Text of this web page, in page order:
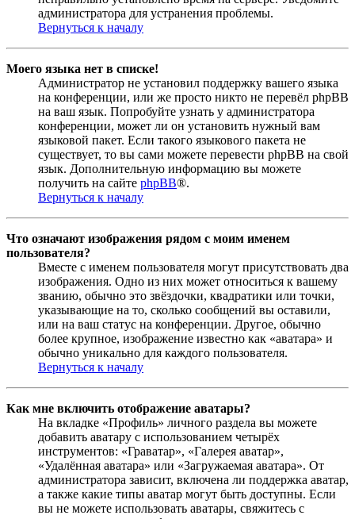
администратора для устранения проблемы.
Вернуться к началу
Моего языка нет в списке!
Администратор не установил поддержку вашего языка
на конференции, или же просто никто не перевёл phpBB
на ваш язык. Попробуйте узнать у администратора
конференции, может ли он установить нужный вам
языковой пакет. Если такого языкового пакета не
существует, то вы сами можете перевести phpBB на свой
язык. Дополнительную информацию вы можете
получить на сайте phpBB®.
Вернуться к началу
Что означают изображения рядом с моим именем
пользователя?
Вместе с именем пользователя могут присутствовать два
изображения. Одно из них может относиться к вашему
званию, обычно это звёздочки, квадратики или точки,
указывающие на то, сколько сообщений вы оставили,
или на ваш статус на конференции. Другое, обычно
более крупное, изображение известно как «аватара» и
обычно уникально для каждого пользователя.
Вернуться к началу
Как мне включить отображение аватары?
На вкладке «Профиль» личного раздела вы можете
добавить аватару с использованием четырёх
инструментов: «Граватар», «Галерея аватар»,
«Удалённая аватара» или «Загружаемая аватара». От
администратора зависит, включена ли поддержка аватар,
а также какие типы аватар могут быть доступны. Если
вы не можете использовать аватары, свяжитесь с